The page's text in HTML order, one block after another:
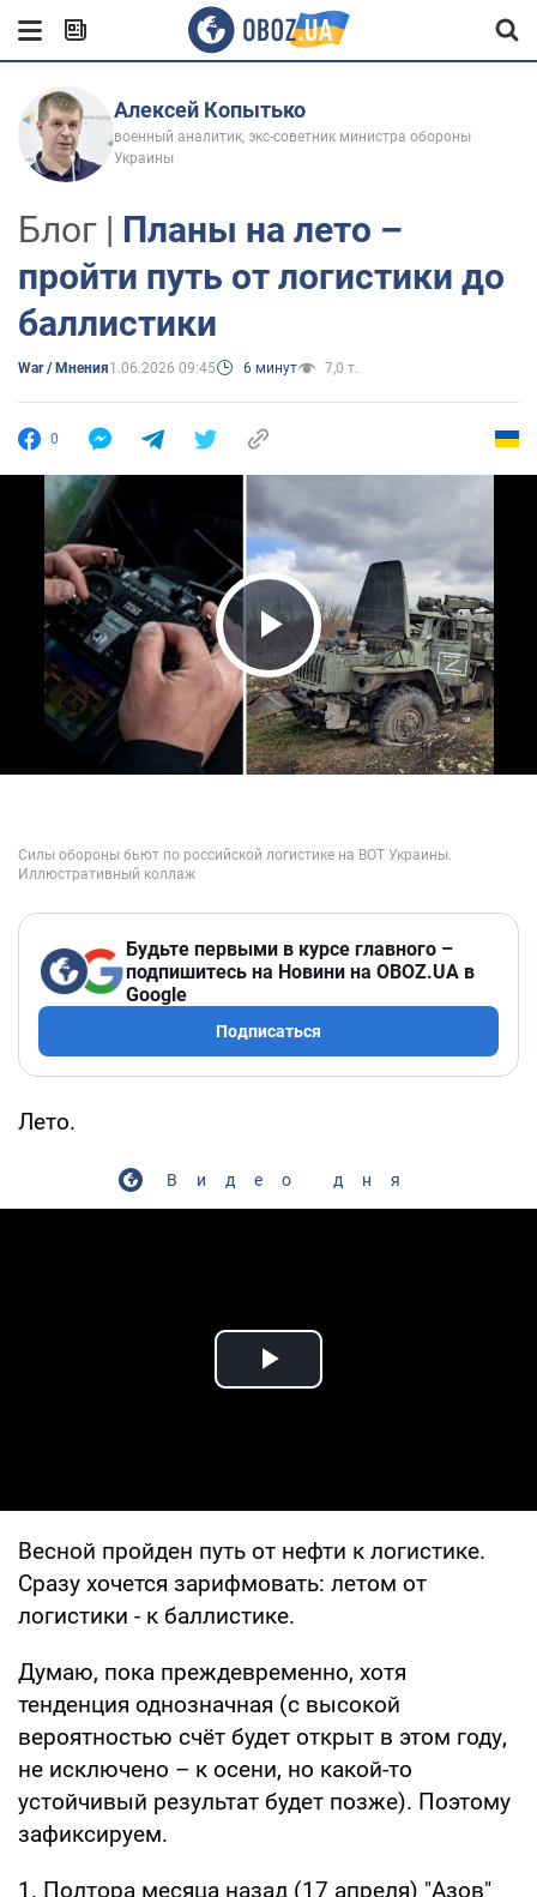
Алексей Копытько
военный аналитик, экс-советник министра обороны
Украины
Блог | Планы на лето –
пройти путь от логистики до
баллистики
War / Мнения1.06.2026 09:45 6 минут 7,0 т.
0
Play Video
Будьте первыми в курсе главного –
подпишитесь на Новини на OBOZ.UA в
Google
Подписаться
Лето.
Видео дня
Play Video
Весной пройден путь от нефти к логистике.
Сразу хочется зарифмовать: летом от
логистики - к баллистике.
Думаю, пока преждевременно, хотя
тенденция однозначная (с высокой
вероятностью счёт будет открыт в этом году,
не исключено – к осени, но какой-то
устойчивый результат будет позже). Поэтому
зафиксируем.
1. Полтора месяца назад (17 апреля) "Азов"